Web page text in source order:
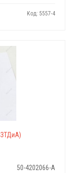
Код: 5557-4
50-4202066-А